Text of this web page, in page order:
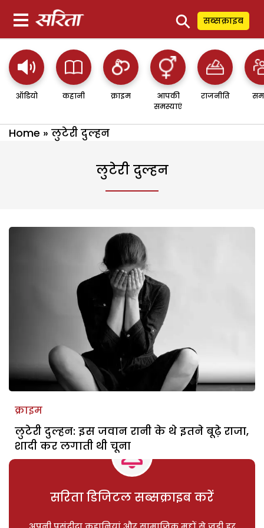
⚲ सब्सक्राइब
ऑडियो कहानी क्राइम
आपकी
समस्याएं
राजनीति
Home » लुटेरी दुल्हन
लुटेरी दुल्हन
क्राइम
लुटेरी दुल्हन: इस जवान रानी के थे इतने बूढ़े राजा,
शादी कर लगाती थी चूना
सरिता डिजिटल सब्सक्राइब करें